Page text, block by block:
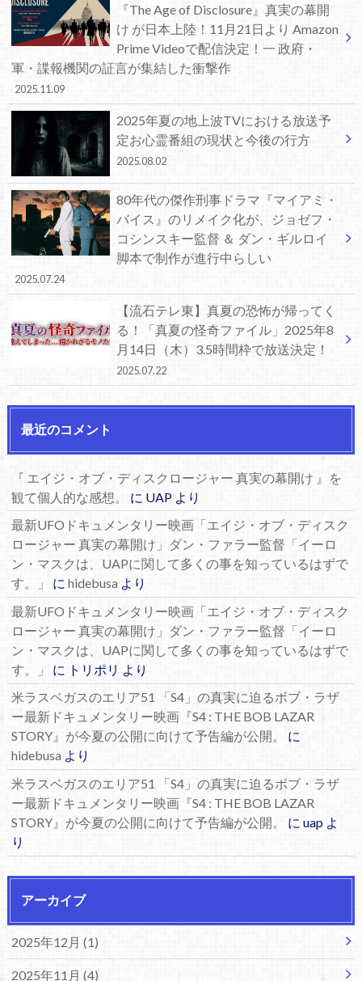
『The Age of Disclosure』真実の幕開
け が日本上陸！11月21日より Amazon
Prime Videoで配信決定！一 政府・
軍・諜報機関の証言が集結した衝撃作
2025.11.09
2025年夏の地上波TVにおける放送予
定お心霊番組の現状と今後の行方
2025.08.02
80年代の傑作刑事ドラマ『マイアミ・
バイス』のリメイク化が、ジョゼフ・
コシンスキー監督 ＆ ダン・ギルロイ
脚本で制作が進行中らしい
2025.07.24
【流石テレ東】真夏の恐怖が帰ってく
る！「真夏の怪奇ファイル」2025年8
月14日（木）3.5時間枠で放送決定！
2025.07.22
最近のコメント
『 エイジ・オブ・ディスクロージャー 真実の幕開け 』を
観て個人的な感想。
に UAPより
最新UFOドキュメンタリー映画「エイジ・オブ・ディスク
ロージャー 真実の幕開け」ダン・ファラー監督「イーロ
ン・マスクは、UAPに関して多くの事を知っているはずで
す。」
に hidebusaより
最新UFOドキュメンタリー映画「エイジ・オブ・ディスク
ロージャー 真実の幕開け」ダン・ファラー監督「イーロ
ン・マスクは、UAPに関して多くの事を知っているはずで
す。」
に トリポリ より
米ラスベガスのエリア51 「S4」の真実に迫るボブ・ラザ
ー最新ドキュメンタリー映画『S4 : THE BOB LAZAR
STORY』が今夏の公開に向けて予告編が公開。
に
hidebusaより
米ラスベガスのエリア51 「S4」の真実に迫るボブ・ラザ
ー最新ドキュメンタリー映画『S4 : THE BOB LAZAR
STORY』が今夏の公開に向けて予告編が公開。
に uapよ
り
アーカイブ
2025年12月 (1)
2025年11月 (4)